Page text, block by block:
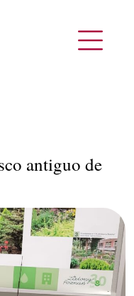
antiguo de